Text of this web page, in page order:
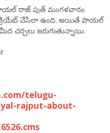
పాయల్ రాజ్ పుత్ మంగళవారం
క్రియేట్ చేసేలా ఉంది. అయితే పాయల్
చర్చలు జరుగుతున్నాయి.
telugu-
rajput-about-